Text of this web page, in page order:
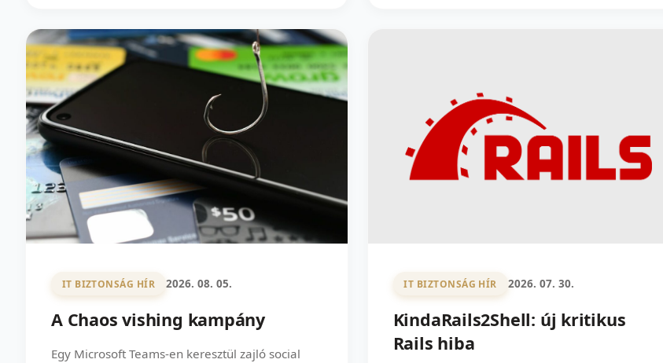
IT BIZTONSÁG HÍR 2026. 08. 05.
A Chaos vishing kampány
Egy Microsoft Teams-en keresztül zajló social
IT BIZTONSÁG HÍR 2026. 07. 30.
KindaRails2Shell: új kritikus
Rails hiba